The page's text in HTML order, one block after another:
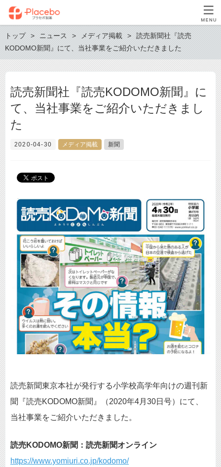
トップ ニュース メディア掲載
読売新聞社『読売
KODOMO新聞』にて、当社事業をご紹介いただきました
読売新聞社『読売KODOMO新聞』に
て、当社事業をご紹介いただきまし
た
2020-04-30 メディア掲載 新聞
読売新聞東京本社が発行する小学校高学年向けの週刊新
聞『読売KODOMO新聞』（2020年4月30日号）にて、
当社事業をご紹介いただきました。
読売KODOMO新聞：読売新聞オンライン
https://www.yomiuri.co.jp/kodomo/